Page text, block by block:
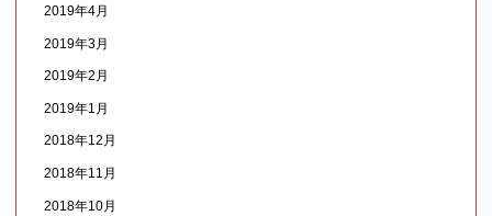
2019年4月
2019年3月
2019年2月
2019年1月
2018年12月
2018年11月
2018年10月